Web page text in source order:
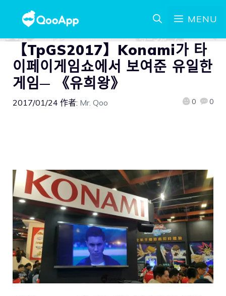
MENU
【TpGS2017】Konami가 타
이페이게임쇼에서 보여준 유일한
게임─ 《유희왕》
2017/01/24 作者: Mr. Qoo 0 0